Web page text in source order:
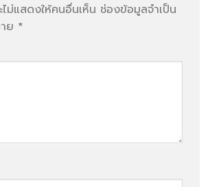
ม่แสดงให้คนอื่นเห็น ช่องข้อมูลจำเป็น
ย *